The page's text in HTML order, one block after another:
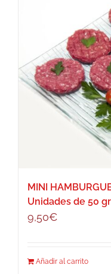
MINI
Unidades de 50
9,50€
Añadir al carrito